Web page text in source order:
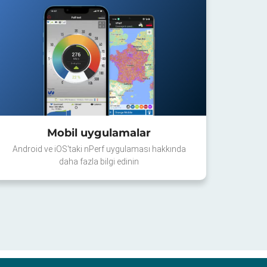
Mobil uygulamalar
Android ve iOS'taki nPerf uygulaması hakkında
daha fazla bilgi edinin